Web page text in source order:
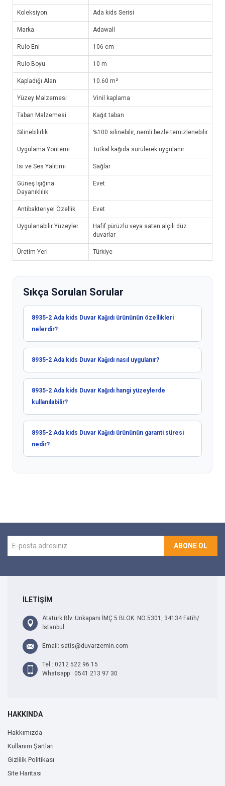
Koleksiyon Ada kids Serisi
Marka Adawall
Rulo Eni 106 cm
Rulo Boyu 10 m
Kapladığı Alan 10.60 m²
Yüzey Malzemesi Vinil kaplama
Taban Malzemesi Kağıt taban
Silinebilirlik %100 silinebilir, nemli bezle temizlenebilir
Uygulama Yöntemi Tutkal kağıda sürülerek uygulanır
Isı ve Ses Yalıtımı Sağlar
Güneş Işığına
Dayanıklılık
Evet
Antibakteriyel Özellik Evet
Uygulanabilir Yüzeyler
Hafif pürüzlü veya saten alçılı düz
duvarlar
Üretim Yeri Türkiye
Sıkça Sorulan Sorular
8935-2 Ada kids Duvar Kağıdı ürününün özellikleri
nelerdir?
8935-2 Ada kids Duvar Kağıdı nasıl uygulanır?
8935-2 Ada kids Duvar Kağıdı hangi yüzeylerde
kullanılabilir?
8935-2 Ada kids Duvar Kağıdı ürününün garanti süresi
nedir?
ABONE OL
İLETİŞİM
Atatürk Blv. Unkapanı İMÇ 5 BLOK. NO:5301, 34134 Fatih/
İstanbul
Email: satis@duvarzemin.com
Tel : 0212 522 96 15
Whatsapp : 0541 213 97 30
HAKKINDA
Hakkımızda
Kullanım Şartları
Gizlilik Politikası
Site Haritası